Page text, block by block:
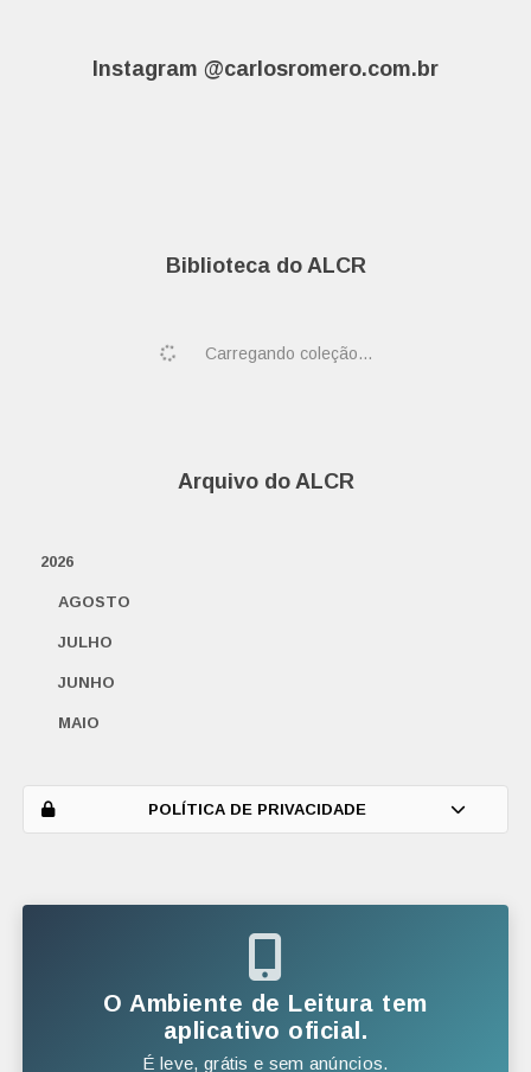
Instagram @carlosromero.com.br
Biblioteca do ALCR
Carregando coleção...
Arquivo do ALCR
2026
AGOSTO
JULHO
JUNHO
MAIO
POLÍTICA DE PRIVACIDADE
O Ambiente de Leitura tem
aplicativo oficial.
É leve, grátis e sem anúncios.